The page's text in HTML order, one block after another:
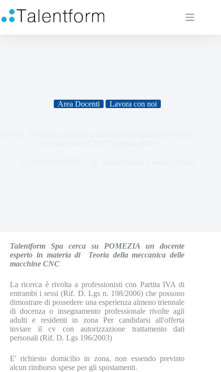
Area Docenti Lavora con noi
Talentform Spa cerca su POMEZIA un docente
esperto in materia di Teoria della meccanica delle
macchine CNC
La ricerca è rivolta a professionisti con Partita IVA di
entrambi i sessi (Rif. D. Lgs n. 198/2006) che possono
dimostrare di possedere una esperienza almeno triennale
di docenza o insegnamento professionale rivolte agli
adulti e residenti in zona Per candidarsi all'offerta
inviare il cv con autorizzazione trattamento dati
personali (Rif. D. Lgs 196/2003)
E' richiesto domicilio in zona, non essendo previsto
alcun rimborso spese per gli spostamenti.